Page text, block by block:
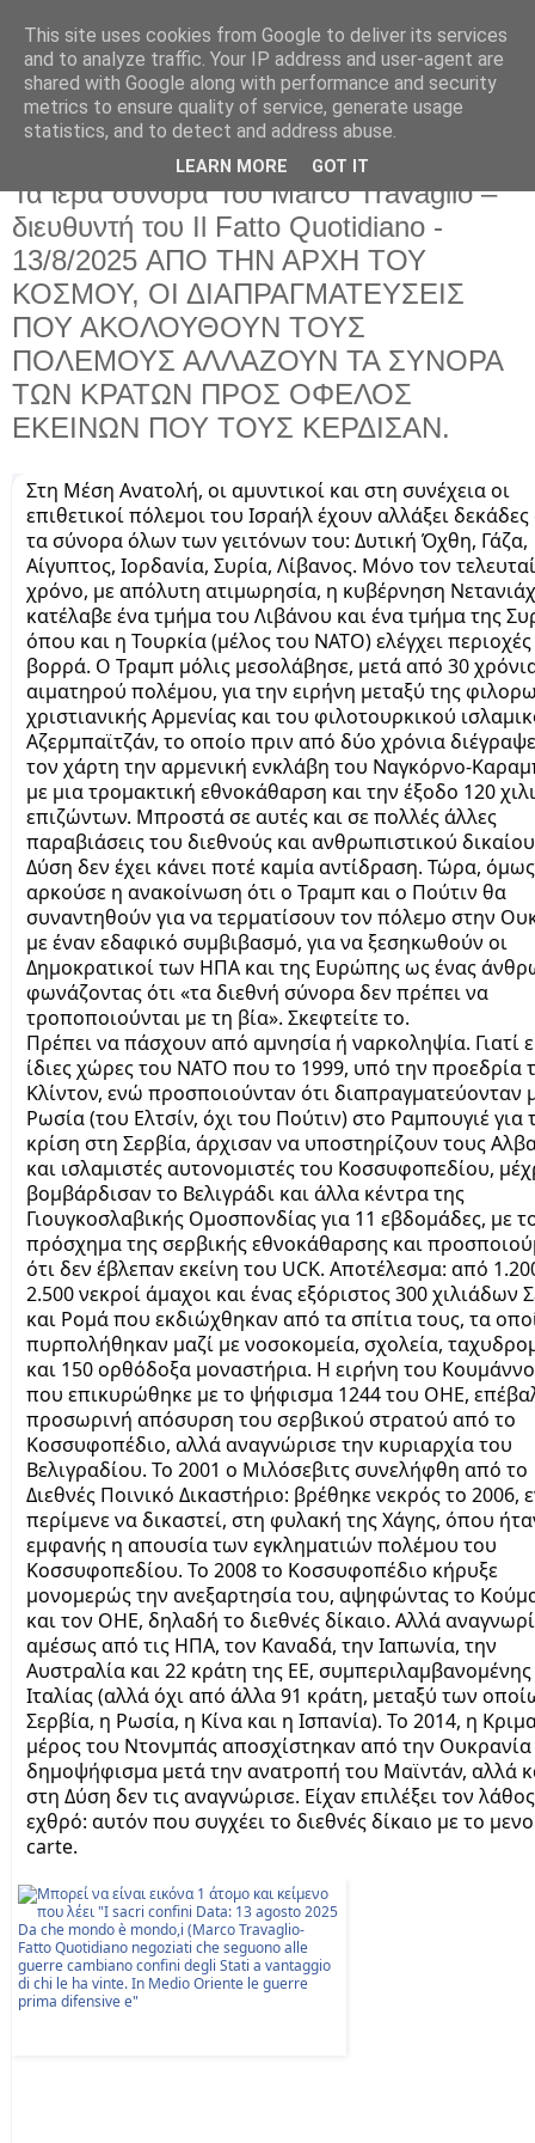
Παρασκευή 15 Αυγούστου 2025
Τα ιερά σύνορα Του Marco Travaglio –
διευθυντή του Il Fatto Quotidiano -
13/8/2025 ΑΠΟ ΤΗΝ ΑΡΧΗ ΤΟΥ
ΚΟΣΜΟΥ, ΟΙ ΔΙΑΠΡΑΓΜΑΤΕΥΣΕΙΣ
ΠΟΥ ΑΚΟΛΟΥΘΟΥΝ ΤΟΥΣ
ΠΟΛΕΜΟΥΣ ΑΛΛΑΖΟΥΝ ΤΑ ΣΥΝΟΡΑ
ΤΩΝ ΚΡΑΤΩΝ ΠΡΟΣ ΟΦΕΛΟΣ
ΕΚΕΙΝΩΝ ΠΟΥ ΤΟΥΣ ΚΕΡΔΙΣΑΝ.
Στη Μέση Ανατολή, οι αμυντικοί και στη συνέχεια οι
επιθετικοί πόλεμοι του Ισραήλ έχουν αλλάξει
τα σύνορα όλων των γειτόνων του: Δυτική Όχθη, Γάζα,
Αίγυπτος, Ιορδανία, Συρία, Λίβανος. Μόνο τον
χρόνο, με απόλυτη ατιμωρησία, η κυβέρνηση
κατέλαβε ένα τμήμα του Λιβάνου και ένα τμήμα της
όπου και η Τουρκία (μέλος του ΝΑΤΟ) ελέγχει
βορρά. Ο Τραμπ μόλις μεσολάβησε, μετά από 30
αιματηρού πολέμου, για την ειρήνη μεταξύ της
χριστιανικής Αρμενίας και του φιλοτουρκικού
Αζερμπαϊτζάν, το οποίο πριν από δύο χρόνια
τον χάρτη την αρμενική ενκλάβη του Ναγκόρνο-
με μια τρομακτική εθνοκάθαρση και την έξοδο 120
επιζώντων. Μπροστά σε αυτές και σε πολλές άλλες
παραβιάσεις του διεθνούς και ανθρωπιστικού
Δύση δεν έχει κάνει ποτέ καμία αντίδραση. Τώρα,
αρκούσε η ανακοίνωση ότι ο Τραμπ και ο Πούτιν θα
συναντηθούν για να τερματίσουν τον πόλεμο στην
με έναν εδαφικό συμβιβασμό, για να ξεσηκωθούν οι
Δημοκρατικοί των ΗΠΑ και της Ευρώπης ως ένας
φωνάζοντας ότι «τα διεθνή σύνορα δεν πρέπει να
τροποποιούνται με τη βία». Σκεφτείτε το.
Πρέπει να πάσχουν από αμνησία ή ναρκοληψία. Γιατί
ίδιες χώρες του ΝΑΤΟ που το 1999, υπό την προεδρία
Κλίντον, ενώ προσποιούνταν ότι διαπραγματεύονταν
Ρωσία (του Ελτσίν, όχι του Πούτιν) στο Ραμπουγιέ για
κρίση στη Σερβία, άρχισαν να υποστηρίζουν τους
και ισλαμιστές αυτονομιστές του Κοσσυφοπεδίου,
βομβάρδισαν το Βελιγράδι και άλλα κέντρα της
Γιουγκοσλαβικής Ομοσπονδίας για 11 εβδομάδες, με
πρόσχημα της σερβικής εθνοκάθαρσης και
ότι δεν έβλεπαν εκείνη του UCK. Αποτέλεσμα: από
2.500 νεκροί άμαχοι και ένας εξόριστος 300 χιλιάδων
και Ρομά που εκδιώχθηκαν από τα σπίτια τους, τα
πυρπολήθηκαν μαζί με νοσοκομεία, σχολεία,
και 150 ορθόδοξα μοναστήρια. Η ειρήνη του
που επικυρώθηκε με το ψήφισμα 1244 του ΟΗΕ,
προσωρινή απόσυρση του σερβικού στρατού από το
Κοσσυφοπέδιο, αλλά αναγνώρισε την κυριαρχία του
Βελιγραδίου. Το 2001 ο Μιλόσεβιτς συνελήφθη από το
Διεθνές Ποινικό Δικαστήριο: βρέθηκε νεκρός το 2006,
περίμενε να δικαστεί, στη φυλακή της Χάγης, όπου
εμφανής η απουσία των εγκληματιών πολέμου του
Κοσσυφοπεδίου. Το 2008 το Κοσσυφοπέδιο κήρυξε
μονομερώς την ανεξαρτησία του, αψηφώντας το
και τον ΟΗΕ, δηλαδή το διεθνές δίκαιο. Αλλά
αμέσως από τις ΗΠΑ, τον Καναδά, την Ιαπωνία, την
Αυστραλία και 22 κράτη της ΕΕ, συμπεριλαμβανομένης
Ιταλίας (αλλά όχι από άλλα 91 κράτη, μεταξύ των
Σερβία, η Ρωσία, η Κίνα και η Ισπανία). Το 2014, η
μέρος του Ντονμπάς αποσχίστηκαν από την Ουκρανία
δημοψήφισμα μετά την ανατροπή του Μαϊντάν, αλλά
στη Δύση δεν τις αναγνώρισε. Είχαν επιλέξει τον λάθος
εχθρό: αυτόν που συγχέει το διεθνές δίκαιο με το
carte.
This site uses cookies from Google to deliver its services
and to analyze traffic. Your IP address and user-agent are
shared with Google along with performance and security
metrics to ensure quality of service, generate usage
statistics, and to detect and address abuse.
LEARN MORE GOT IT